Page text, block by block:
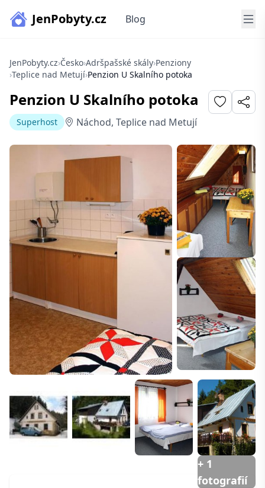
JenPobyty.cz Blog
JenPobyty.cz›Česko›Adršpašské skály›Penziony
›Teplice nad Metují›Penzion U Skalního potoka
Penzion U Skalního potoka
Superhost Náchod, Teplice nad Metují
+ 1
fotografií